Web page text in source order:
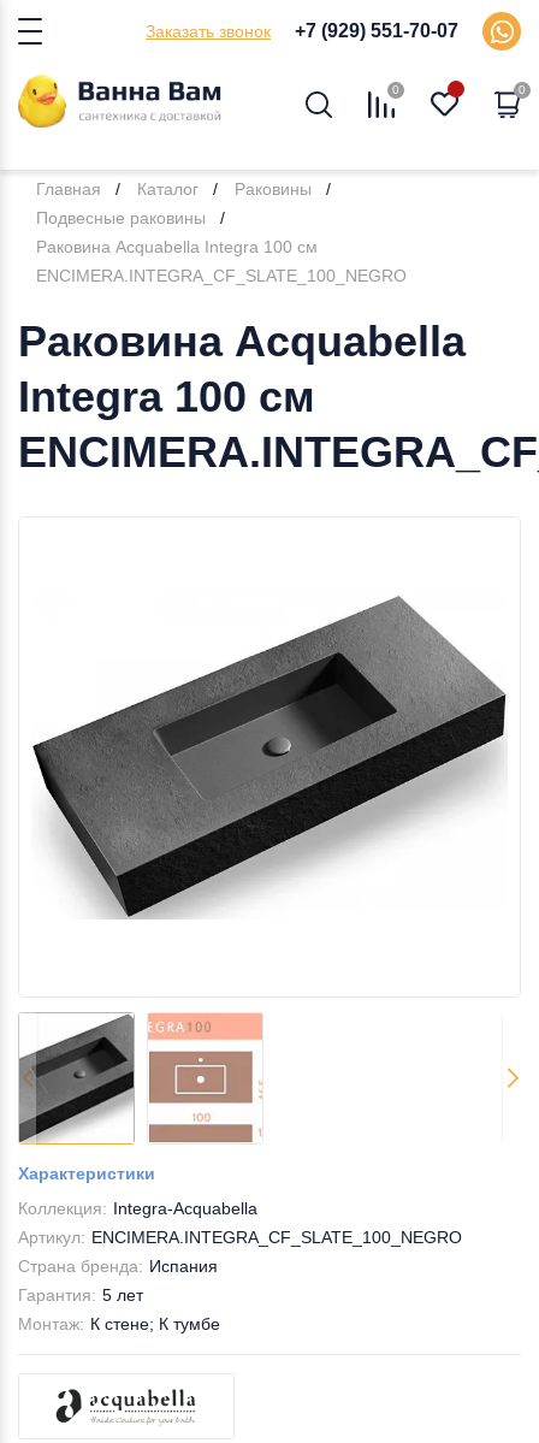
Заказать звонок +7 (929) 551-70-07
0 0
Главная Каталог
Раковины
Подвесные раковины
Раковина Acquabella Integra 100 см
ENCIMERA.INTEGRA_CF_SLATE_100_NEGRO
Раковина Acquabella
Integra 100 см
Характеристики
Коллекция: Integra-Acquabella
Артикул: ENCIMERA.INTEGRA_CF_SLATE_100_NEGRO
Страна бренда: Испания
Гарантия: 5 лет
Монтаж: К стене; К тумбе